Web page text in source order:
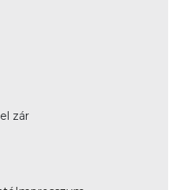
zár